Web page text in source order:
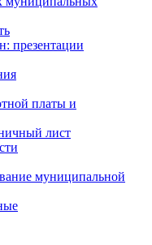
презентации
платы и
лист
муниципальной